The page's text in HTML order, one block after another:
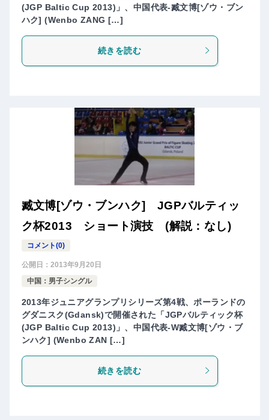
(JGP Baltic Cup 2013)」、中国代表-臧文博[ゾウ・ブン
ハク] (Wenbo ZANG […]
続きを読む
臧文博[ゾウ・ブンハク] JGPバルティッ
ク杯2013 ショート演技 (解説：なし)
コメント(0)
公開日： 2013年9月20日
中国：男子シングル
2013年ジュニアグランプリシリーズ第4戦、ポーランドの
グダニスク(Gdansk)で開催された「JGPバルティック杯
(JGP Baltic Cup 2013)」、中国代表-W臧文博[ゾウ・ブ
ンハク] (Wenbo ZAN […]
続きを読む